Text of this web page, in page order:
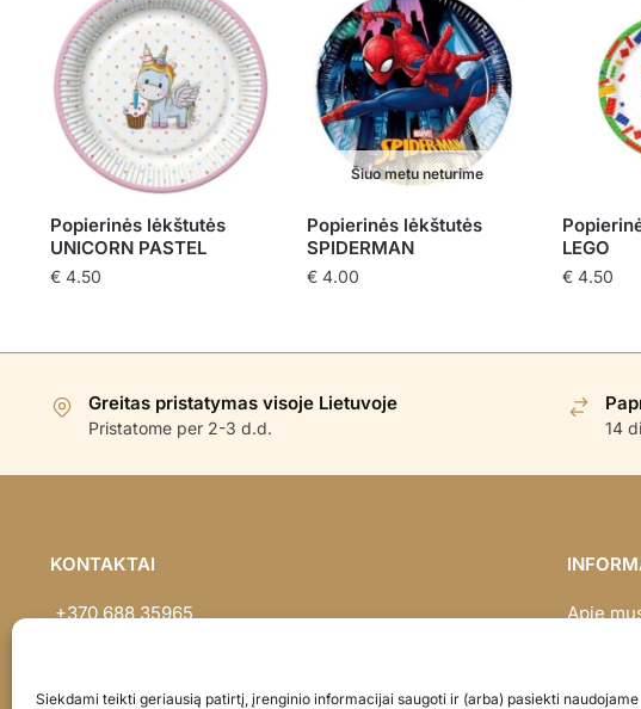
Siekdami teikti geriausią patirtį, įrenginio informacijai saugoti ir (arba) pasiekti naudojame
Popierinės lėkštutės
UNICORN PASTEL
€4.50
Šiuo metu neturime
Popierinės lėkštutės
SPIDERMAN
€4.00
LEGO
€ 4.50
Greitas pristatymas visoje Lietuvoje
Pristatome per 2-3 d.d. 14
KONTAKTAI
+370 688 35965
Apie